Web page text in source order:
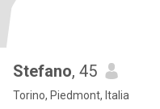
Stefano, 45
Torino, Piedmont, Italia